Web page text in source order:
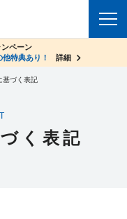
応援キャンペーン
詳細
ペーン
特典あり！ 詳細
基づく表記
く表記